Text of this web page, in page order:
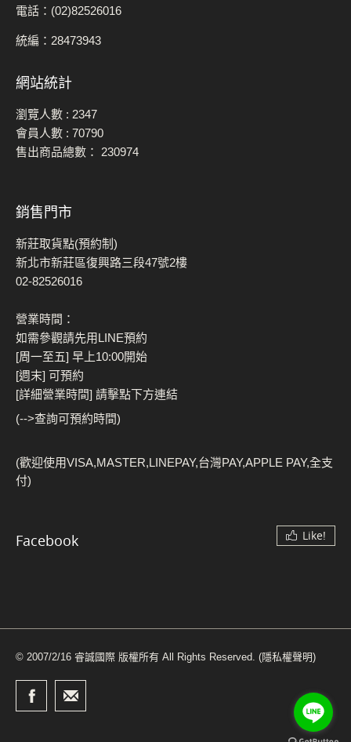
電話：(02)82526016
統編：28473943
網站統計
瀏覽人數 : 2347
會員人數 : 70790
售出商品總數： 230974
銷售門市
新莊取貨點(預約制)
新北市新莊區復興路三段47號2樓
02-82526016
營業時間：
如需參觀請先用LINE預約
[周一至五] 早上10:00開始
[週末] 可預約
[詳細營業時間] 請擊點下方連結
(-->查詢可預約時間)
(歡迎使用VISA,MASTER,LINEPAY,台灣PAY,APPLE PAY,全支
付)
Facebook Like!
© 2007/2/16 睿誠國際 版權所有 All Rights Reserved. (隱私權聲明)